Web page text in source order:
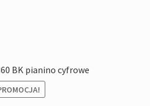
BK pianino cyfrowe